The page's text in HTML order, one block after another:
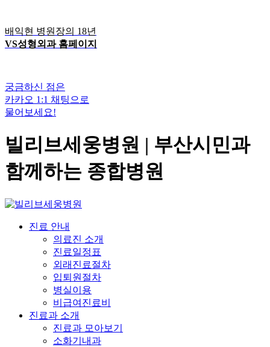
배익현 병원장의 18년
VS성형외과 홈페이지
궁금하신 점은
카카오 1:1 채팅으로
물어보세요!
빌리브세웅병원 | 부산시민과
함께하는 종합병원
진료 안내
의료진 소개
진료일정표
외래진료절차
입퇴원절차
병실이용
비급여진료비
진료과 소개
진료과 모아보기
소화기내과